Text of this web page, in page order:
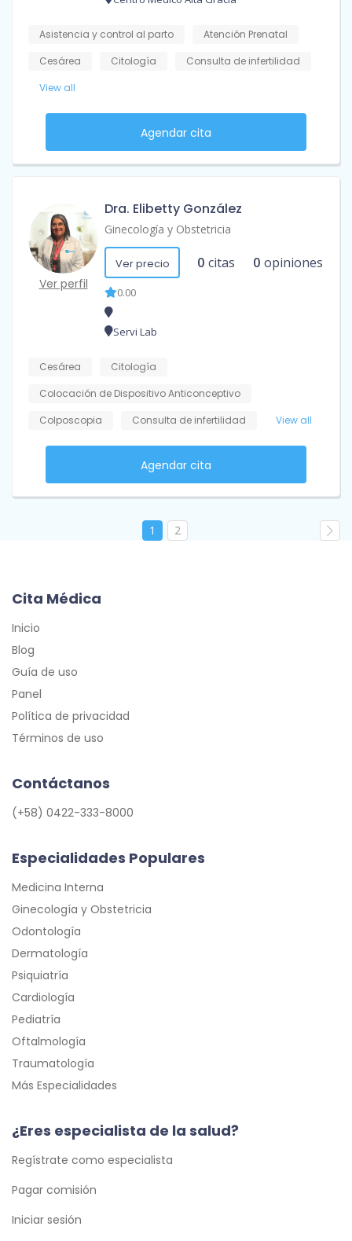
Asistencia y control al parto
Atención Prenatal
Cesárea
Citología
Consulta de infertilidad
View all
Agendar cita
Ver perfil
Dra. Elibetty González
Ginecología y Obstetricia
Ver precio 0 citas 0 opiniones
0.00
Servi Lab
Cesárea
Citología
Colocación de Dispositivo Anticonceptivo
Colposcopia
Consulta de infertilidad View all
Agendar cita
1 2
Cita Médica
Inicio
Blog
Guía de uso
Panel
Política de privacidad
Términos de uso
Contáctanos
(+58) 0422-333-8000
Especialidades Populares
Medicina Interna
Ginecología y Obstetricia
Odontología
Dermatología
Psiquiatría
Cardiología
Pediatría
Oftalmología
Traumatología
Más Especialidades
¿Eres especialista de la salud?
Regístrate como especialista
Pagar comisión
Iniciar sesión